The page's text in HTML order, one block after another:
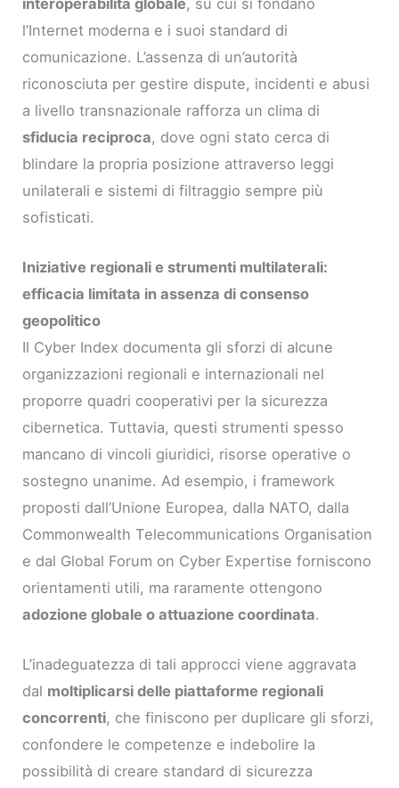
l’Internet moderna e i suoi standard di
comunicazione. L’assenza di un’autorità
riconosciuta per gestire dispute, incidenti e abusi
a livello transnazionale rafforza un clima di
sfiducia reciproca, dove ogni stato cerca di
blindare la propria posizione attraverso leggi
unilaterali e sistemi di filtraggio sempre più
sofisticati.
Iniziative regionali e strumenti multilaterali:
efficacia limitata in assenza di consenso
geopolitico
Il Cyber Index documenta gli sforzi di alcune
organizzazioni regionali e internazionali nel
proporre quadri cooperativi per la sicurezza
cibernetica. Tuttavia, questi strumenti spesso
mancano di vincoli giuridici, risorse operative o
sostegno unanime. Ad esempio, i framework
proposti dall’Unione Europea, dalla NATO, dalla
Commonwealth Telecommunications Organisation
e dal Global Forum on Cyber Expertise forniscono
orientamenti utili, ma raramente ottengono
adozione globale o attuazione coordinata.
L’inadeguatezza di tali approcci viene aggravata
dal moltiplicarsi delle piattaforme regionali
concorrenti, che finiscono per duplicare gli sforzi,
confondere le competenze e indebolire la
possibilità di creare standard di sicurezza